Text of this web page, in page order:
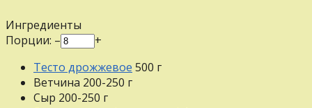
Ингредиенты
Порции: –
+
Тесто дрожжевое 500 г
Ветчина 200-250 г
Сыр 200-250 г